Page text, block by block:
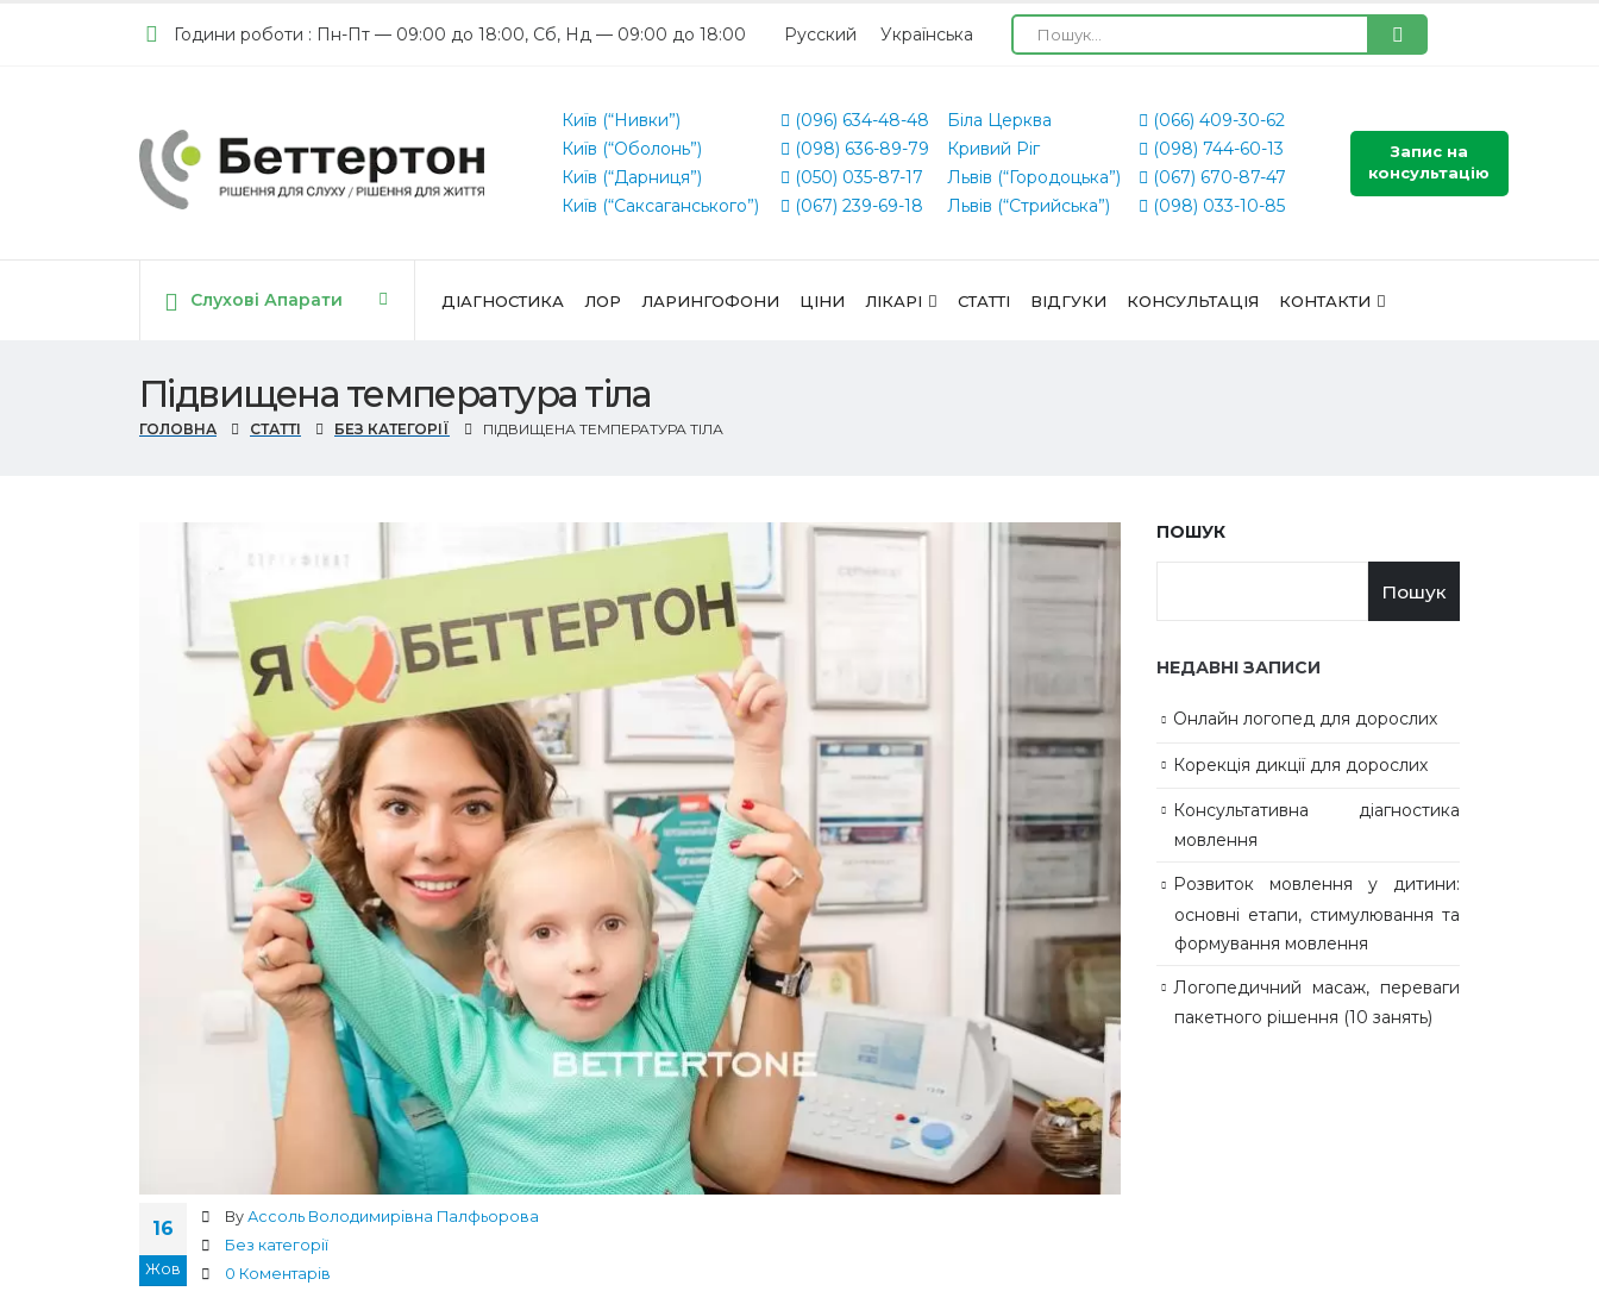
Години роботи : Пн-Пт — 09:00 до 18:00, Сб, Нд — 09:00 до 18:00 Русский Українська
Київ (“Нивки”)
Київ (“Оболонь”)
Київ (“Дарниця”)
Київ (“Саксаганського”)
(096) 634-48-48
(098) 636-89-79
(050) 035-87-17
(067) 239-69-18
Біла Церква
Кривий Ріг
Львів (“Городоцька”)
Львів (“Стрийська”)
(066) 409-30-62
(098) 744-60-13
(067) 670-87-47
(098) 033-10-85
Запис на
консультацію
Слухові Апарати ДІАГНОСТИКА ЛОР ЛАРИНГОФОНИ ЦІНИ ЛІКАРІ СТАТТІ ВІДГУКИ КОНСУЛЬТАЦІЯ КОНТАКТИ
Підвищена температура тіла
ГОЛОВНА СТАТТІ БЕЗ КАТЕГОРІЇ ПІДВИЩЕНА ТЕМПЕРАТУРА ТІЛА
16
Жов
By Ассоль Володимирівна Палфьорова
Без категорії
0 Коментарів
ПОШУК
Пошук
НЕДАВНІ ЗАПИСИ
Онлайн логопед для дорослих
Корекція дикції для дорослих
Консультативна діагностика
мовлення
Розвиток мовлення у дитини:
основні етапи, стимулювання та
формування мовлення
Логопедичний масаж, переваги
пакетного рішення (10 занять)